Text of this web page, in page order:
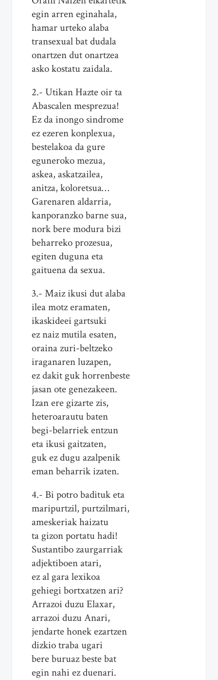
egin arren eginahala,
hamar urteko alaba
transexual bat dudala
onartzen dut onartzea
asko kostatu zaidala.
2.- Utikan Hazte oir ta
Abascalen mesprezua!
Ez da inongo sindrome
ez ezeren konplexua,
bestelakoa da gure
eguneroko mezua,
askea, askatzailea,
anitza, koloretsua…
Garenaren aldarria,
kanporanzko barne sua,
nork bere modura bizi
beharreko prozesua,
egiten duguna eta
gaituena da sexua.
3.- Maiz ikusi dut alaba
ilea motz eramaten,
ikaskideei gartsuki
ez naiz mutila esaten,
oraina zuri-beltzeko
iraganaren luzapen,
ez dakit guk horrenbeste
jasan ote genezakeen.
Izan ere gizarte zis,
heteroarautu baten
begi-belarriek entzun
eta ikusi gaitzaten,
guk ez dugu azalpenik
eman beharrik izaten.
4.- Bi potro badituk eta
maripurtzil, purtzilmari,
ameskeriak haizatu
ta gizon portatu hadi!
Sustantibo zaurgarriak
adjektiboen atari,
ez al gara lexikoa
gehiegi bortxatzen ari?
Arrazoi duzu Elaxar,
arrazoi duzu Anari,
jendarte honek ezartzen
dizkio traba ugari
bere buruaz beste bat
egin nahi ez duenari.